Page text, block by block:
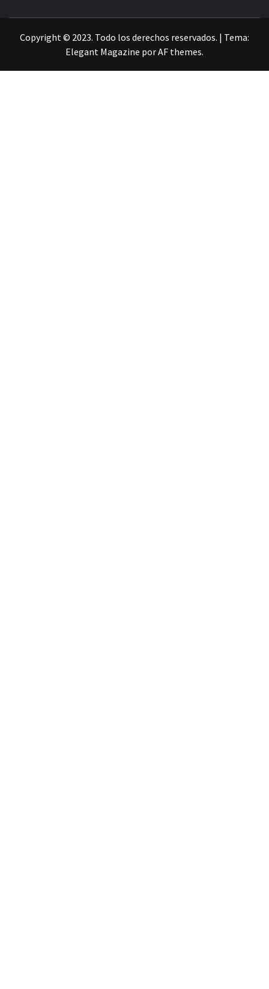
Copyright © 2023. Todo los derechos reservados. | Tema:
Elegant Magazine porAF themes.